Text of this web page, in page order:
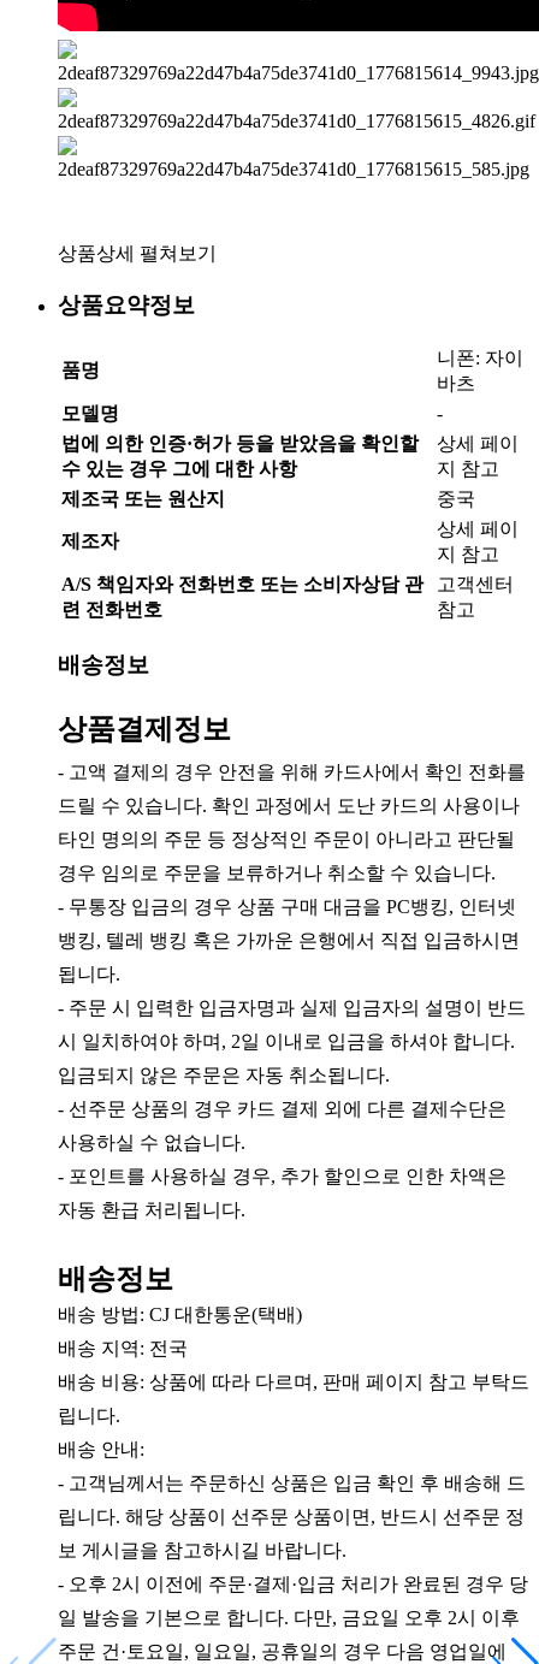
상품상세 펼쳐보기
상품요약정보
품명
니폰: 자이
바츠
모델명
-
법에 의한 인증·허가 등을 받았음을 확인할
수 있는 경우 그에 대한 사항
상세 페이
지 참고
제조국 또는 원산지
중국
제조자
상세 페이
지 참고
A/S 책임자와 전화번호 또는 소비자상담 관
련 전화번호
고객센터
참고
배송정보
상품결제정보
- 고액 결제의 경우 안전을 위해 카드사에서 확인 전화를
드릴 수 있습니다. 확인 과정에서 도난 카드의 사용이나
타인 명의의 주문 등 정상적인 주문이 아니라고 판단될
경우 임의로 주문을 보류하거나 취소할 수 있습니다.
- 무통장 입금의 경우 상품 구매 대금을 PC뱅킹, 인터넷
뱅킹, 텔레 뱅킹 혹은 가까운 은행에서 직접 입금하시면
됩니다.
- 주문 시 입력한 입금자명과 실제 입금자의 설명이 반드
시 일치하여야 하며, 2일 이내로 입금을 하셔야 합니다.
입금되지 않은 주문은 자동 취소됩니다.
- 선주문 상품의 경우 카드 결제 외에 다른 결제수단은
사용하실 수 없습니다.
- 포인트를 사용하실 경우, 추가 할인으로 인한 차액은
자동 환급 처리됩니다.
배송정보
배송 방법: CJ 대한통운(택배)
배송 지역: 전국
배송 비용: 상품에 따라 다르며, 판매 페이지 참고 부탁드
립니다.
배송 안내:
- 고객님께서는 주문하신 상품은 입금 확인 후 배송해 드
립니다. 해당 상품이 선주문 상품이면, 반드시 선주문 정
보 게시글을 참고하시길 바랍니다.
- 오후 2시 이전에 주문·결제·입금 처리가 완료된 경우 당
일 발송을 기본으로 합니다. 다만, 금요일 오후 2시 이후
주문 건·토요일, 일요일, 공휴일의 경우 다음 영업일에